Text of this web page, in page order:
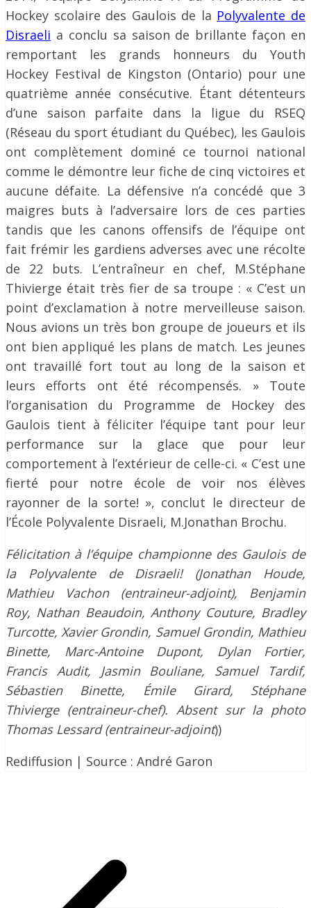
Hockey scolaire des Gaulois de la Polyvalente de
Disraeli a conclu sa saison de brillante façon en
remportant les grands honneurs du Youth
Hockey Festival de Kingston (Ontario) pour une
quatrième année consécutive. Étant détenteurs
d’une saison parfaite dans la ligue du RSEQ
(Réseau du sport étudiant du Québec), les Gaulois
ont complètement dominé ce tournoi national
comme le démontre leur fiche de cinq victoires et
aucune défaite. La défensive n’a concédé que 3
maigres buts à l’adversaire lors de ces parties
tandis que les canons offensifs de l’équipe ont
fait frémir les gardiens adverses avec une récolte
de 22 buts. L’entraîneur en chef, M.Stéphane
Thivierge était très fier de sa troupe : « C’est un
point d’exclamation à notre merveilleuse saison.
Nous avions un très bon groupe de joueurs et ils
ont bien appliqué les plans de match. Les jeunes
ont travaillé fort tout au long de la saison et
leurs efforts ont été récompensés. » Toute
l’organisation du Programme de Hockey des
Gaulois tient à féliciter l’équipe tant pour leur
performance sur la glace que pour leur
comportement à l’extérieur de celle-ci. « C’est une
fierté pour notre école de voir nos élèves
rayonner de la sorte! », conclut le directeur de
l’École Polyvalente Disraeli, M.Jonathan Brochu.
Félicitation à l’équipe championne des Gaulois de
la Polyvalente de Disraeli! (Jonathan Houde,
Mathieu Vachon (entraineur-adjoint), Benjamin
Roy, Nathan Beaudoin, Anthony Couture, Bradley
Turcotte, Xavier Grondin, Samuel Grondin, Mathieu
Binette, Marc-Antoine Dupont, Dylan Fortier,
Francis Audit, Jasmin Bouliane, Samuel Tardif,
Sébastien Binette, Émile Girard, Stéphane
Thivierge (entraineur-chef). Absent sur la photo
Thomas Lessard (entraineur-adjoint))
Rediffusion | Source : André Garon